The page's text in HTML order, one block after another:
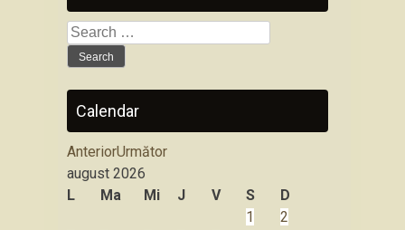
Search
for:
Calendar
AnteriorUrmător
august 2026
L
Ma Mi J V S
D
1
2